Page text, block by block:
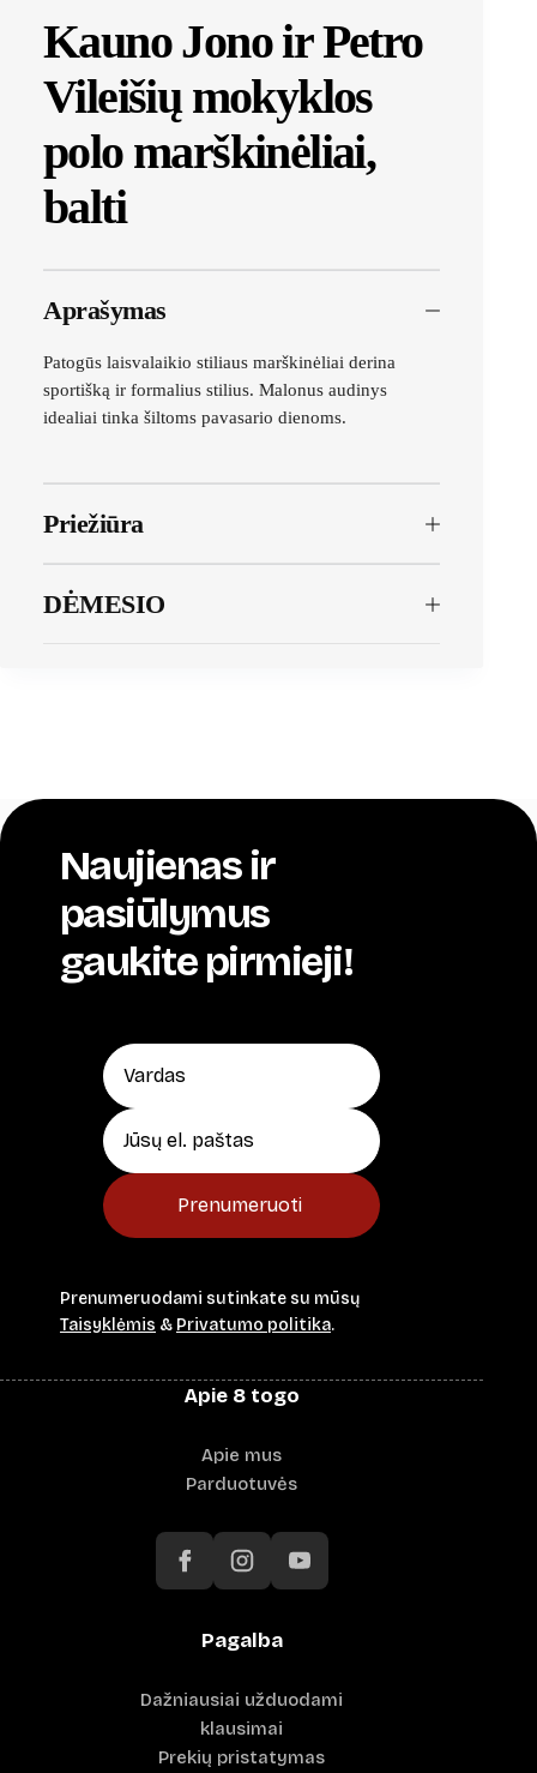
Kauno Jono ir Petro
Vileišių mokyklos
polo marškinėliai,
balti
Aprašymas
Patogūs laisvalaikio stiliaus marškinėliai derina
sportišką ir formalius stilius. Malonus audinys
idealiai tinka šiltoms pavasario dienoms.
Priežiūra
DĖMESIO
Naujienas ir
pasiūlymus
gaukite pirmieji!
Prenumeruoti
Prenumeruodami sutinkate su mūsų
Taisyklėmis & Privatumo politika.
Apie 8 togo
Apie mus
Parduotuvės
Pagalba
Dažniausiai užduodami
klausimai
Prekių pristatymas